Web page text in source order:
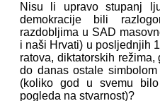
Nisu li upravo stupanj
demokracije bili
razdobljima u SAD
i naši Hrvati) u posljednjih
ratova, diktatorskih
do danas ostale
(koliko god u svemu
pogleda na stvarnost)?